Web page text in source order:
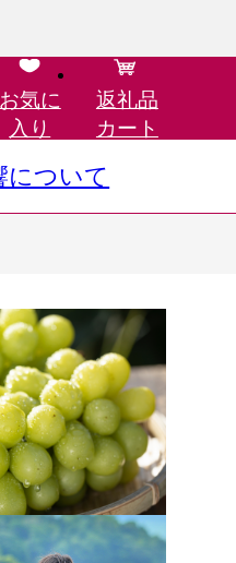
お気に
入り
返礼品
カート
について